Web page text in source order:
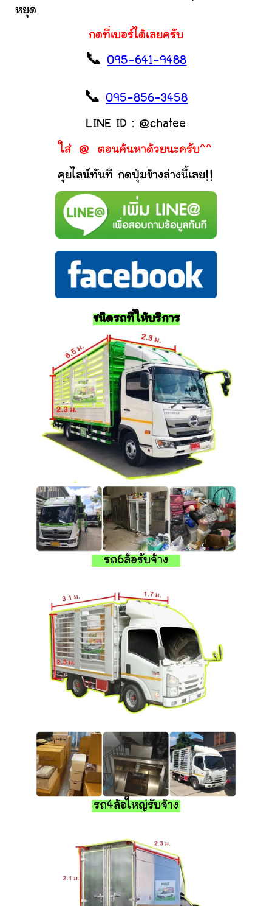
หยุด
กดที่เบอร์ได้เลยครับ
📞095-641-9488
📞095-856-3458
LINE ID : @chatee
ใส่ @ ตอนค้นหาด้วยนะครับ^^
คุยไลน์ทันที กดปุ่มข้างล่างนี้เลย!!
ชนิดรถที่ให้บริการ
รถ6ล้อรับจ้าง
รถ4ล้อใหญ่รับจ้าง